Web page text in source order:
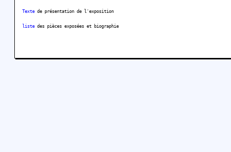
Texte de présentation de l'exposition
liste des pièces exposées et biographie